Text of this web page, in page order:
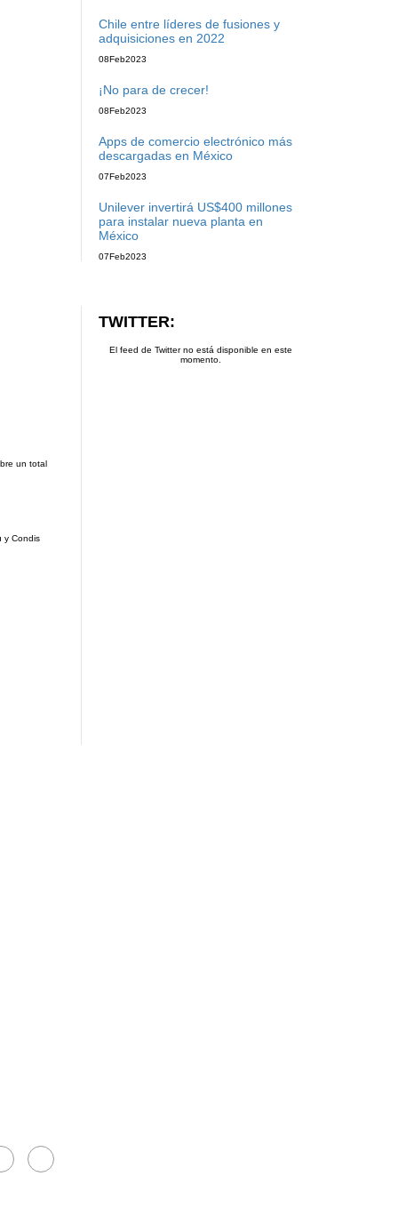
un total
y Condis
Chile entre líderes de fusiones y
adquisiciones en 2022
08Feb2023
¡No para de crecer!
08Feb2023
Apps de comercio electrónico más
descargadas en México
07Feb2023
Unilever invertirá US$400 millones
para instalar nueva planta en
México
07Feb2023
TWITTER:
El feed de Twitter no está disponible en este
momento.